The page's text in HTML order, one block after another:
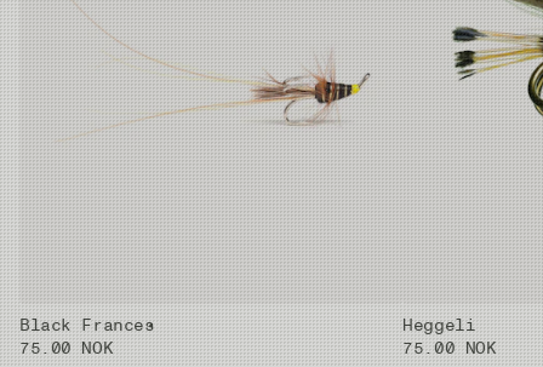
Black Frances
75.00 NOK
Heggeli
75.00 NOK